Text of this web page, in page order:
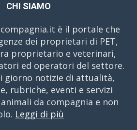
CHI SIAMO
è il portale che
dei proprietari di PET,
proprietario e veterinari,
ed operatori del settore.
giorno notizie di attualità,
rubriche, eventi e servizi
da compagnia e non
Leggi di più